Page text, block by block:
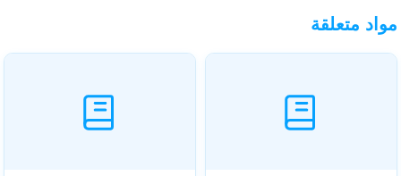
مواد متعلقة